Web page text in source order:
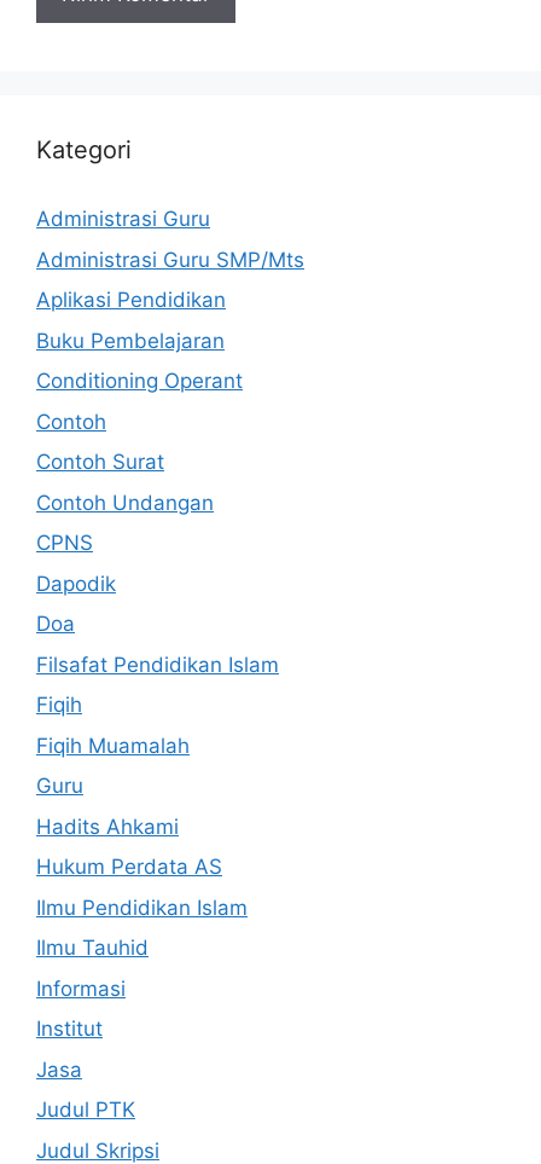
Kategori
Administrasi Guru
Administrasi Guru SMP/Mts
Aplikasi Pendidikan
Buku Pembelajaran
Conditioning Operant
Contoh
Contoh Surat
Contoh Undangan
CPNS
Dapodik
Doa
Filsafat Pendidikan Islam
Fiqih
Fiqih Muamalah
Guru
Hadits Ahkami
Hukum Perdata AS
Ilmu Pendidikan Islam
Ilmu Tauhid
Informasi
Institut
Jasa
Judul PTK
Judul Skripsi